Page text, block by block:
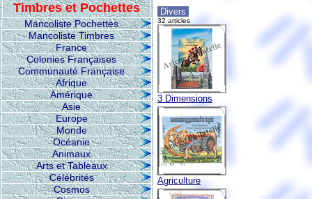
Timbres et Pochettes
Mancoliste Pochettes
Mancoliste Timbres
France
Colonies Françaises
Communauté Française
Afrique
Amérique
Asie
Europe
Monde
Océanie
Animaux
Arts et Tableaux
Célébrités
Cosmos
Divers
32 articles
3 Dimensions
Agriculture